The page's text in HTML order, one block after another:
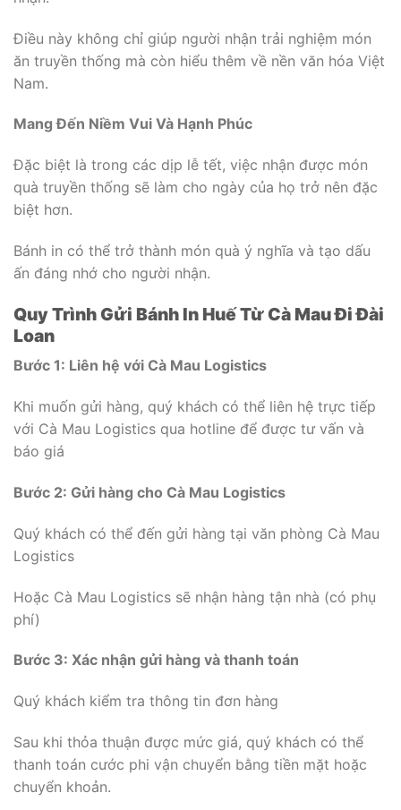
Điều này không chỉ giúp người nhận trải nghiệm món
ăn truyền thống mà còn hiểu thêm về nền văn hóa Việt
Nam.
Mang Đến Niềm Vui Và Hạnh Phúc
Đặc biệt là trong các dịp lễ tết, việc nhận được món
quà truyền thống sẽ làm cho ngày của họ trở nên đặc
biệt hơn.
Bánh in có thể trở thành món quà ý nghĩa và tạo dấu
ấn đáng nhớ cho người nhận.
Quy Trình Gửi Bánh In Huế Từ Cà Mau Đi Đài
Loan
Bước 1: Liên hệ với Cà Mau Logistics
Khi muốn gửi hàng, quý khách có thể liên hệ trực tiếp
với Cà Mau Logistics qua hotline để được tư vấn và
báo giá
Bước 2: Gửi hàng cho Cà Mau Logistics
Quý khách có thể đến gửi hàng tại văn phòng Cà Mau
Logistics
Hoặc Cà Mau Logistics sẽ nhận hàng tận nhà (có phụ
phí)
Bước 3: Xác nhận gửi hàng và thanh toán
Quý khách kiểm tra thông tin đơn hàng
Sau khi thỏa thuận được mức giá, quý khách có thể
thanh toán cước phi vận chuyển bằng tiền mặt hoặc
chuyển khoản.